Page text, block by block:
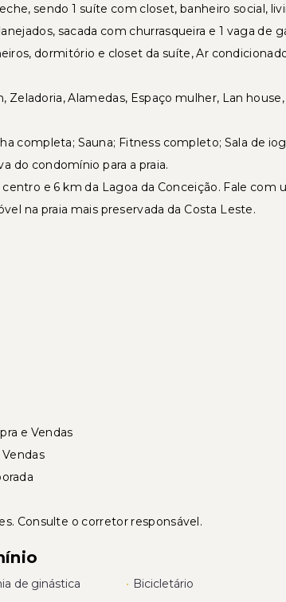
sendo 1 suíte com closet, banheiro social,
sacada com churrasqueira e 1 vaga de
dormitório e closet da suíte, Ar
Alamedas, Espaço mulher, Lan
completa; Sauna; Fitness completo; Sala de
do condomínio para a praia.
e 6 km da Lagoa da Conceição. Fale com
na praia mais preservada da Costa Leste.
e Vendas
Consulte o corretor responsável.
de ginástica • Bicicletário